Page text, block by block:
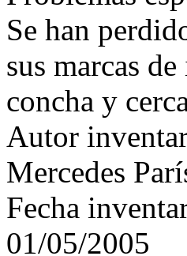
Se han
sus marcas
concha y
Autor
Mercedes
Fecha
01/05/2005